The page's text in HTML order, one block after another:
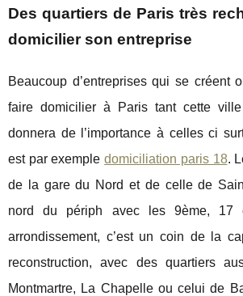
Des quartiers de Paris très
domicilier son entreprise
Beaucoup d’entreprises qui se créent
faire domicilier à Paris tant cette
donnera de l’importance à celles ci
est par exempledomiciliation paris 18.
de la gare du Nord et de celle de
nord du périph avec les 9ème, 17
arrondissement, c’est un coin de la
reconstruction, avec des quartiers
Montmartre, La Chapelle ou celui de